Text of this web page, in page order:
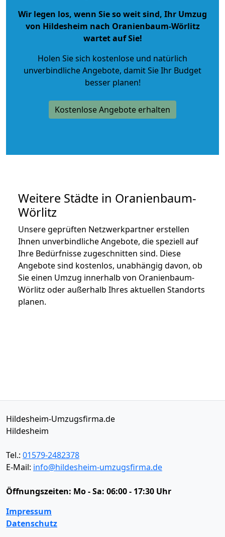
Wir legen los, wenn Sie so weit sind, Ihr Umzug
von Hildesheim nach Oranienbaum-Wörlitz
wartet auf Sie!
Holen Sie sich kostenlose und natürlich
unverbindliche Angebote, damit Sie Ihr Budget
besser planen!
Kostenlose Angebote erhalten
Weitere Städte in Oranienbaum-
Wörlitz
Unsere geprüften Netzwerkpartner erstellen
Ihnen unverbindliche Angebote, die speziell auf
Ihre Bedürfnisse zugeschnitten sind. Diese
Angebote sind kostenlos, unabhängig davon, ob
Sie einen Umzug innerhalb von Oranienbaum-
Wörlitz oder außerhalb Ihres aktuellen Standorts
planen.
Hildesheim-Umzugsfirma.de
Hildesheim
Tel.: 01579-2482378
E-Mail: info@hildesheim-umzugsfirma.de
Öffnungszeiten: Mo - Sa: 06:00 - 17:30 Uhr
Impressum
Datenschutz